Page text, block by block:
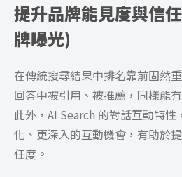
提升品牌能見度與信
牌曝光)
在傳統搜尋結果中排名靠前固然
回答中被引用、被推薦，同樣能
此外，AI Search 的對話互動特
化、更深入的互動機會，有助於
任度。